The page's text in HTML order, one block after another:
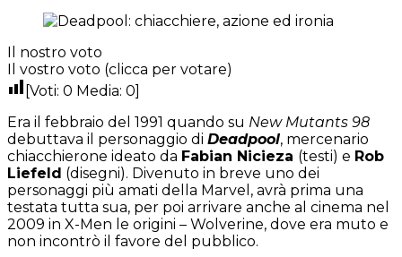
Il nostro voto
Il vostro voto (clicca per votare)
[Voti: 0 Media: 0]
Era il febbraio del 1991 quando su New Mutants 98
debuttava il personaggio di Deadpool, mercenario
chiacchierone ideato da Fabian Nicieza (testi) e Rob
Liefeld (disegni). Divenuto in breve uno dei
personaggi più amati della Marvel, avrà prima una
testata tutta sua, per poi arrivare anche al cinema nel
2009 in X-Men le origini – Wolverine, dove era muto e
non incontrò il favore del pubblico.